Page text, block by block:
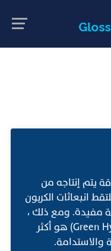
يتم إنتاجه من
انبعاثات الكربون
مفيدة. ومع ذلك ،
فإن الهيدروجين الأخضر (Green Hydrogen) هو أكثر
والاستدامة.